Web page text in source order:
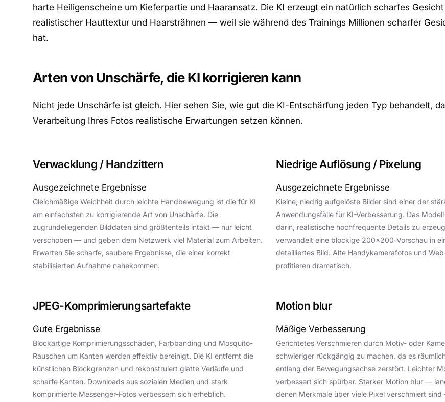
harte Heiligenscheine um Kieferpartie und Haaransatz. Die KI erzeugt ein natürlich scharfes
realistischer Hauttextur und Haarsträhnen — weil sie während des Trainings Millionen scharfer
hat.
Arten von Unschärfe, die KI korrigieren kann
Nicht jede Unschärfe ist gleich. Hier sehen Sie, wie gut die KI-Entschärfung jeden Typ behandelt,
Verarbeitung Ihres Fotos realistische Erwartungen setzen können.
Verwacklung / Handzittern
Ausgezeichnete Ergebnisse
Gleichmäßige Weichheit durch leichte Handbewegung ist die für KI
am einfachsten zu korrigierende Art von Unschärfe. Die
zugrundeliegenden Bilddaten sind größtenteils intakt — nur leicht
verschoben — und geben dem Netzwerk viel Material zum Arbeiten.
Erwarten Sie scharfe, saubere Ergebnisse, die einer korrekt
stabilisierten Aufnahme nahekommen.
Niedrige Auflösung / Pixelung
Ausgezeichnete Ergebnisse
Kleine, niedrig aufgelöste Bilder sind einer der
Anwendungsfälle für KI-Verbesserung. Das
darin, realistische hochfrequente Details zu
verwandelt eine blockige 200×200-Vorschau in
detailliertes Bild. Alte Handykamerafotos und
profitieren dramatisch.
JPEG-Komprimierungsartefakte
Gute Ergebnisse
Blockartige Komprimierungsschäden, Farbbanding und Mosquito-
Rauschen um Kanten werden effektiv bereinigt. Die KI entfernt die
künstlichen Blockgrenzen und rekonstruiert glatte Verläufe und
scharfe Kanten. Downloads aus sozialen Medien und stark
komprimierte Messenger-Fotos verbessern sich erheblich.
Motion blur
Mäßige Verbesserung
Gerichtetes Verschmieren durch Motiv- oder
schwieriger rückgängig zu machen, da es
entlang der Bewegungsachse zerstört. Leichter
verbessert sich spürbar. Starker Motion blur —
denen Merkmale über viele Pixel verschmiert